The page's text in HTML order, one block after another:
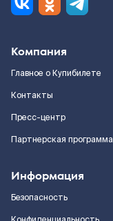
Компания
Главное о Купибилете
Контакты
Пресс-центр
Партнерская программа
Информация
Безопасность